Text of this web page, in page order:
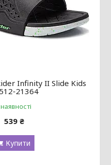
Infinity II Slide Kids
21364
539 ₴
Купити